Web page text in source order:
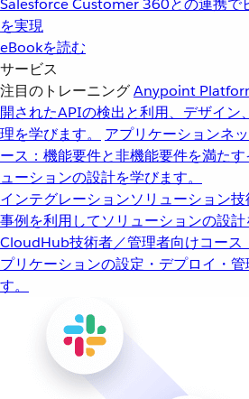
Salesforce Customer 360との連携で
を実現
eBookを読む
サービス
注目のトレーニングAnypoint
開されたAPIの検出と利用、デザイン
理を学びます。
アプリケーションネ
ース：機能要件と非機能要件を満た
ューションの設計を学びます。
インテグレーションソリューション技
事例を利用してソリューションの設計
CloudHub技術者／管理者向けコー
プリケーションの設定・デプロイ・
す。